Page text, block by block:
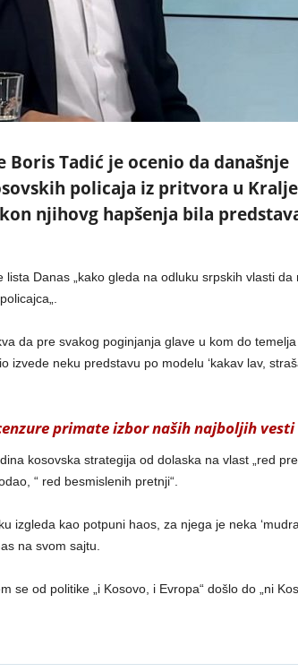
Boris Tadić je ocenio da današnje
policaja iz pritvora u
njihovg hapšenja bila
Danas „kako gleda na odluku srpskih vlasti da
da pre svakog poginjanja glave u kom do
izvede neku predstavu po modelu ‘kakav lav,
primate izbor naših najboljih vesti
kosovska strategija od dolaska na vlast „red
“ red besmislenih pretnji“.
izgleda kao potpuni haos, za njega je neka
na svom sajtu.
se od politike „i Kosovo, i Evropa“ došlo do „ni